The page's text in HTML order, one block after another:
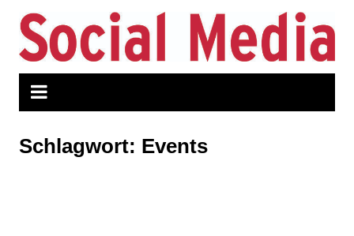
Inhalt
springen
Schlagwort: Events